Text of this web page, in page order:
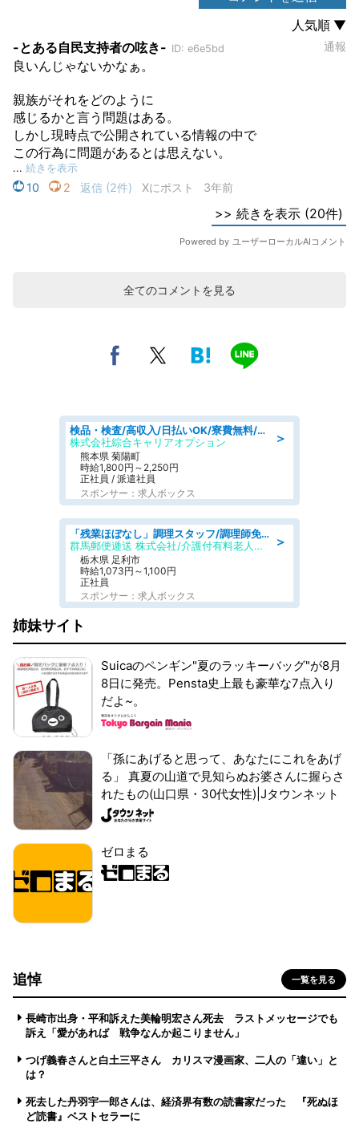
全てのコメントを見る
＞
検品・検査/高収入/日払いOK/寮費無料/日勤/20・30・40代活躍中
株式会社綜合キャリアオプション
熊本県 菊陽町
時給1,800円～2,250円
正社員 / 派遣社員
スポンサー：求人ボックス
＞
「残業ほぼなし」調理スタッフ/調理師免許必須/正職員/日勤のみ/介護付き有料老人ホーム/社会保障完備
群馬郵便逓送 株式会社/介護付有料老人ホーム ふる里
栃木県 足利市
時給1,073円～1,100円
正社員
スポンサー：求人ボックス
姉妹サイト
Suicaのペンギン"夏のラッキーバッグ"が8月
8日に発売。Pensta史上最も豪華な7点入り
だよ~。
「孫にあげると思って、あなたにこれをあげ
る」 真夏の山道で見知らぬお婆さんに握らさ
れたもの(山口県・30代女性)|Jタウンネット
ゼロまる
追悼 一覧を見る
長崎市出身・平和訴えた美輪明宏さん死去 ラストメッセージでも
訴え「愛があれば 戦争なんか起こりません」
つげ義春さんと白土三平さん カリスマ漫画家、二人の「違い」と
は？
死去した丹羽宇一郎さんは、経済界有数の読書家だった 『死ぬほ
ど読書』ベストセラーに